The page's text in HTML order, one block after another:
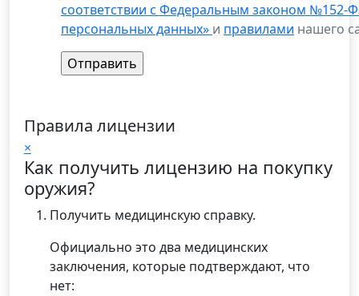
соответствии с Федеральным законом №152-
персональных данных» и правилами нашего
Правила лицензии
×
Как получить лицензию на покупку
оружия?
Получить медицинскую справку.
Официально это два медицинских
заключения, которые подтверждают, что
нет: